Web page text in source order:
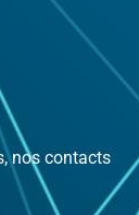
nos contacts